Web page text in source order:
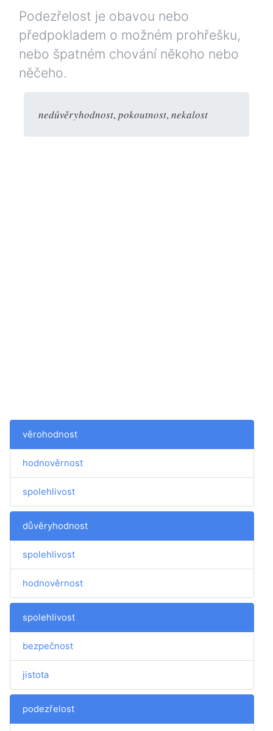
Podezřelost je obavou nebo
předpokladem o možném prohřešku,
nebo špatném chování někoho nebo
něčeho.
nedůvěryhodnost,pokoutnost,nekalost
věrohodnost
hodnověrnost
spolehlivost
důvěryhodnost
spolehlivost
hodnověrnost
spolehlivost
bezpečnost
jistota
podezřelost